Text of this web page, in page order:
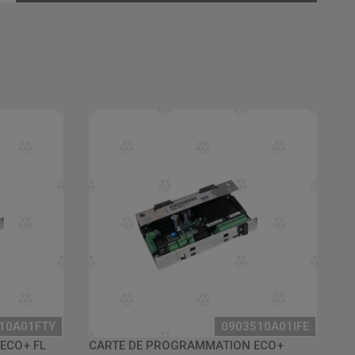
FL
0903510A01IFE
CARTE DE PROGRAMMATION ECO+